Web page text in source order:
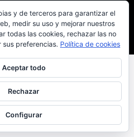
información sobre las cookies Contacto
- Costa Tropical de Granada
y de terceros para garantizar el
medir su uso y mejorar nuestros
todas las cookies, rechazar las no
sus preferencias. Política de cookies
Aceptar todo
Rechazar
Configurar